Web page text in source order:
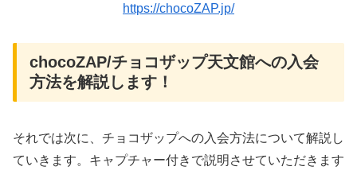
https://chocoZAP.jp/
chocoZAP/チョコザップ天文館への入会
方法を解説します！
それでは次に、チョコザップへの入会方法について解説し
ていきます。キャプチャー付きで説明させていただきます